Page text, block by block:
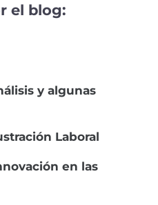
el blog:
y algunas
Laboral
en las